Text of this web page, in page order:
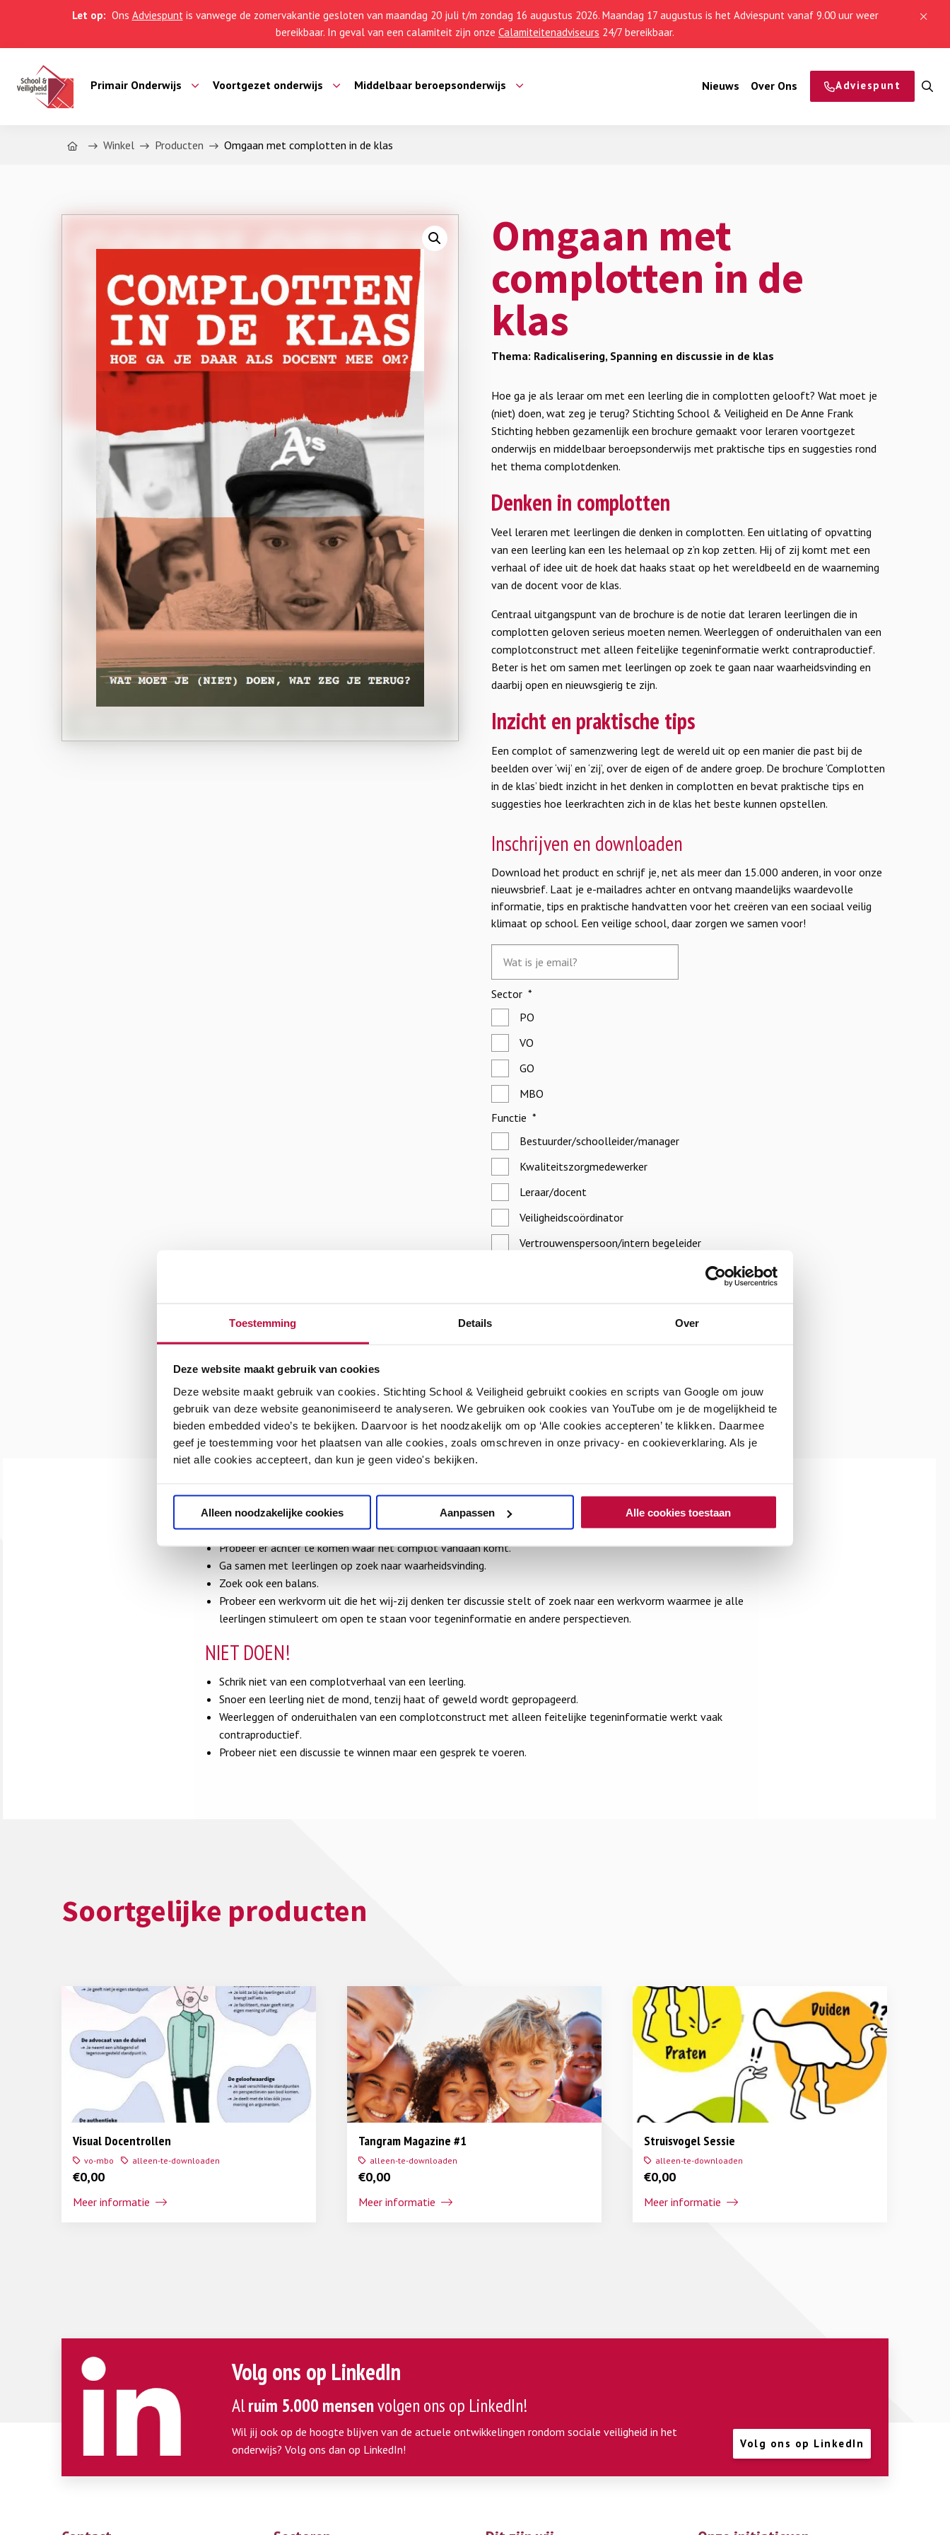
Toestemming Details Over
Deze website maakt gebruik van cookies
Deze website maakt gebruik van cookies. Stichting School & Veiligheid gebruikt cookies en scripts van Google om jouw
gebruik van deze website geanonimiseerd te analyseren. We gebruiken ook cookies van YouTube om je de mogelijkheid te
bieden embedded video’s te bekijken. Daarvoor is het noodzakelijk om op ‘Alle cookies accepteren’ te klikken. Daarmee
geef je toestemming voor het plaatsen van alle cookies, zoals omschreven in onze privacy- en cookieverklaring. Als je
niet alle cookies accepteert, dan kun je geen video's bekijken.
Alleen noodzakelijke cookies Aanpassen Alle cookies toestaan
Let op: Ons Adviespuntis vanwege de zomervakantie gesloten van maandag 20 juli t/m zondag 16 augustus 2026. Maandag 17 augustus is het Adviespunt vanaf 9.00 uur weer
bereikbaar. In geval van een calamiteit zijn onze Calamiteitenadviseurs 24/7 bereikbaar.
Primair Onderwijs Voortgezet onderwijs Middelbaar beroepsonderwijs Nieuws Over Ons Adviespunt
Home Winkel Producten Omgaan met complotten in de klas
Omgaan met
complotten in de
klas
Thema: Radicalisering, Spanning en discussie in de klas
Hoe ga je als leraar om met een leerling die in complotten gelooft? Wat moet je
(niet) doen, wat zeg je terug? Stichting School & Veiligheid en De Anne Frank
Stichting hebben gezamenlijk een brochure gemaakt voor leraren voortgezet
onderwijs en middelbaar beroepsonderwijs met praktische tips en suggesties rond
het thema complotdenken.
Denken in complotten
Veel leraren met leerlingen die denken in complotten. Een uitlating of opvatting
van een leerling kan een les helemaal op z’n kop zetten. Hij of zij komt met een
verhaal of idee uit de hoek dat haaks staat op het wereldbeeld en de waarneming
van de docent voor de klas.
Centraal uitgangspunt van de brochure is de notie dat leraren leerlingen die in
complotten geloven serieus moeten nemen. Weerleggen of onderuithalen van een
complotconstruct met alleen feitelijke tegeninformatie werkt contraproductief.
Beter is het om samen met leerlingen op zoek te gaan naar waarheidsvinding en
daarbij open en nieuwsgierig te zijn.
Inzicht en praktische tips
Een complot of samenzwering legt de wereld uit op een manier die past bij de
beelden over ‘wij’ en ‘zij’, over de eigen of de andere groep. De brochure ‘Complotten
in de klas’ biedt inzicht in het denken in complotten en bevat praktische tips en
suggesties hoe leerkrachten zich in de klas het beste kunnen opstellen.
Inschrijven en downloaden
Download het product en schrijf je, net als meer dan 15.000 anderen, in voor onze
nieuwsbrief. Laat je e-mailadres achter en ontvang maandelijks waardevolle
informatie, tips en praktische handvatten voor het creëren van een sociaal veilig
klimaat op school. Een veilige school, daar zorgen we samen voor!
mailadres
*
Sector *
PO
VO
GO
MBO
Functie *
Bestuurder/schoolleider/manager
Kwaliteitszorgmedewerker
Leraar/docent
Veiligheidscoördinator
Vertrouwenspersoon/intern begeleider
Doen & Niet doen!
DOEN!
Probeer er achter te komen waar het complot vandaan komt.
Ga samen met leerlingen op zoek naar waarheidsvinding.
Zoek ook een balans.
Probeer een werkvorm uit die het wij-zij denken ter discussie stelt of zoek naar een werkvorm waarmee je alle
leerlingen stimuleert om open te staan voor tegeninformatie en andere perspectieven.
NIET DOEN!
Schrik niet van een complotverhaal van een leerling.
Snoer een leerling niet de mond, tenzij haat of geweld wordt gepropageerd.
Weerleggen of onderuithalen van een complotconstruct met alleen feitelijke tegeninformatie werkt vaak
contraproductief.
Probeer niet een discussie te winnen maar een gesprek te voeren.
Soortgelijke producten
Visual Docentrollen
vo-mbo alleen-te-downloaden
€0,00
Meer informatie
Tangram Magazine #1
alleen-te-downloaden
€0,00
Meer informatie
Struisvogel Sessie
alleen-te-downloaden
€0,00
Meer informatie
Volg ons op LinkedIn
Alruim 5.000 mensenvolgen ons op LinkedIn!
Wil jij ook op de hoogte blijven van de actuele ontwikkelingen rondom sociale veiligheid in het
onderwijs? Volg ons dan op LinkedIn!
Volg ons op LinkedIn